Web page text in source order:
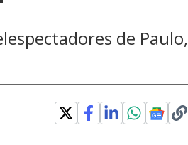
de Paulo,